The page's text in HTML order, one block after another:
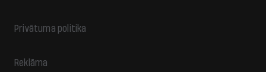
Privātuma politika
Reklāma